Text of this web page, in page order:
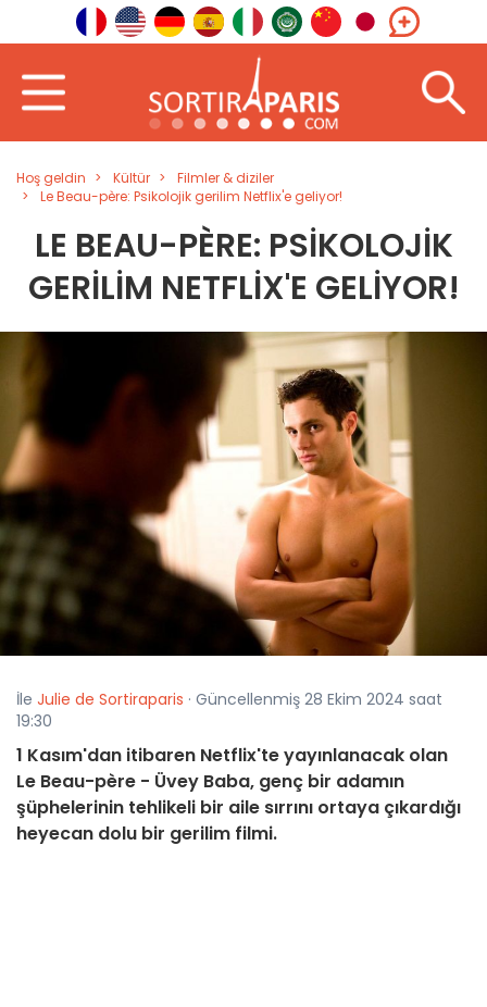
Hoş geldin Kültür
Filmler & diziler
Le Beau-père: Psikolojik gerilim Netflix'e geliyor!
LE BEAU-PÈRE: PSIKOLOJIK
GERILIM NETFLIX'E GELIYOR!
İle Julie de Sortiraparis · Güncellenmiş 28 Ekim 2024 saat
19:30
1 Kasım'dan itibaren Netflix'te yayınlanacak olan
Le Beau-père - Üvey Baba, genç bir adamın
şüphelerinin tehlikeli bir aile sırrını ortaya çıkardığı
heyecan dolu bir gerilim filmi.